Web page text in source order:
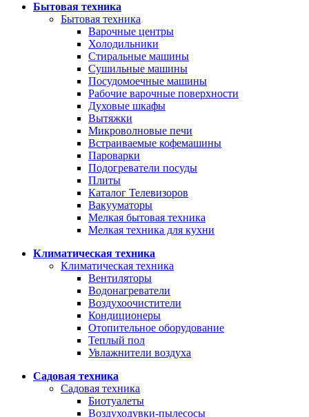
Бытовая техника
Бытовая техника
Варочные центры
Холодильники
Стиральные машины
Сушильные машины
Посудомоечные машины
Рабочие варочные поверхности
Духовые шкафы
Вытяжки
Микроволновые печи
Встраиваемые кофемашины
Пароварки
Подогреватели посуды
Плиты
Каталог Телевизоров
Вакууматоры
Мелкая бытовая техника
Мелкая техника для кухни
Климатическая техника
Климатическая техника
Вентиляторы
Водонагреватели
Воздухоочистители
Кондиционеры
Отопительное оборудование
Теплый пол
Увлажнители воздуха
Садовая техника
Садовая техника
Биотуалеты
Воздуходувки-пылесосы